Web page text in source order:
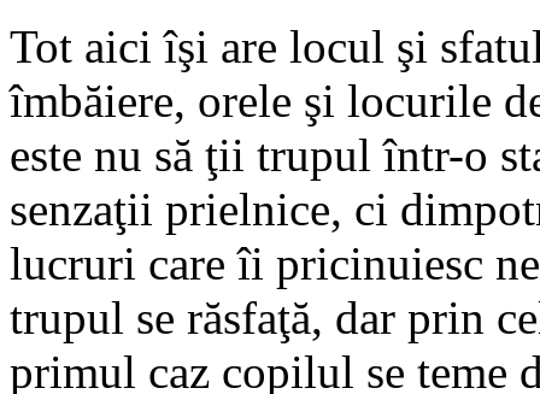
Tot aici îşi are locul şi
îmbăiere, orele şi locurile
este nu să ţii trupul într-o
senzaţii prielnice, ci
lucruri care îi pricinuiesc
trupul se răsfaţă, dar prin
primul caz copilul se teme